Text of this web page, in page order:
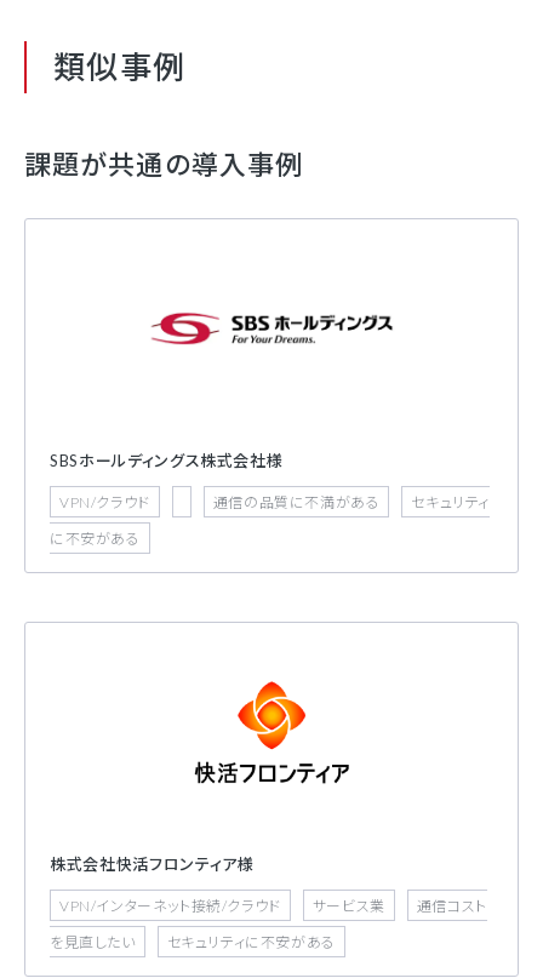
類似事例
課題が共通の導入事例
SBSホールディングス株式会社様
VPN/クラウド 通信の品質に不満がある
セキュリティ
に不安がある
株式会社快活フロンティア様
VPN/インターネット接続/クラウド サービス業
通信コスト
を見直したい
セキュリティに不安がある